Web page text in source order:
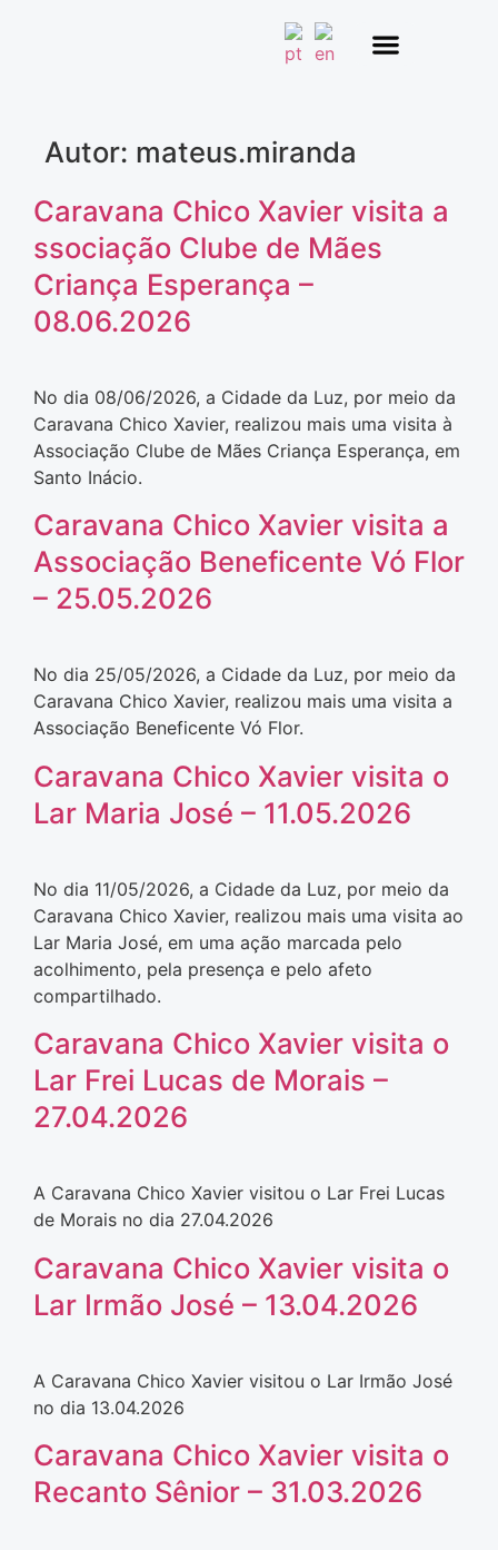
Autor: mateus.miranda
Caravana Chico Xavier visita a
ssociação Clube de Mães
Criança Esperança –
08.06.2026
No dia 08/06/2026, a Cidade da Luz, por meio da
Caravana Chico Xavier, realizou mais uma visita à
Associação Clube de Mães Criança Esperança, em
Santo Inácio.
Caravana Chico Xavier visita a
Associação Beneficente Vó Flor
– 25.05.2026
No dia 25/05/2026, a Cidade da Luz, por meio da
Caravana Chico Xavier, realizou mais uma visita a
Associação Beneficente Vó Flor.
Caravana Chico Xavier visita o
Lar Maria José – 11.05.2026
No dia 11/05/2026, a Cidade da Luz, por meio da
Caravana Chico Xavier, realizou mais uma visita ao
Lar Maria José, em uma ação marcada pelo
acolhimento, pela presença e pelo afeto
compartilhado.
Caravana Chico Xavier visita o
Lar Frei Lucas de Morais –
27.04.2026
A Caravana Chico Xavier visitou o Lar Frei Lucas
de Morais no dia 27.04.2026
Caravana Chico Xavier visita o
Lar Irmão José – 13.04.2026
A Caravana Chico Xavier visitou o Lar Irmão José
no dia 13.04.2026
Caravana Chico Xavier visita o
Recanto Sênior – 31.03.2026